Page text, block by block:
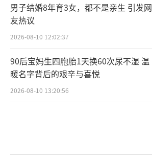
男子结婚8年育3女，都不是亲生 引发网
友热议
2026-08-10 12:02:37
90后宝妈生四胞胎1天换60次尿不湿 温
暖名字背后的艰辛与喜悦
2026-08-10 13:20:56